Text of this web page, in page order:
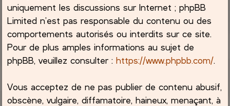
uniquement les discussions sur Internet ; phpBB
Limited n’est pas responsable du contenu ou des
comportements autorisés ou interdits sur ce site.
Pour de plus amples informations au sujet de
phpBB, veuillez consulter :https://www.phpbb.com/.
Vous acceptez de ne pas publier de contenu abusif,
obscène, vulgaire, diffamatoire, haineux, menaçant, à